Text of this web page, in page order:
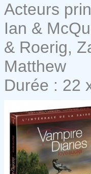
Acteurs
Ian &
& Roerig,
Matthew
Durée : 22